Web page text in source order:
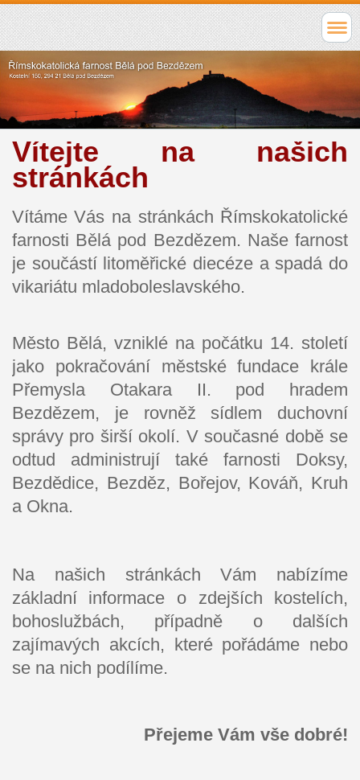
Vítejte na našich
stránkách
Vítáme Vás na stránkách Římskokatolické
farnosti Bělá pod Bezdězem. Naše farnost
je součástí litoměřické diecéze a spadá do
vikariátu mladoboleslavského.
Město Bělá, vzniklé na počátku 14. století
jako pokračování městské fundace krále
Přemysla Otakara II. pod hradem
Bezdězem, je rovněž sídlem duchovní
správy pro širší okolí. V současné době se
odtud administrují také farnosti Doksy,
Bezdědice, Bezděz, Bořejov, Kováň, Kruh
a Okna.
Na našich stránkách Vám nabízíme
základní informace o zdejších kostelích,
bohoslužbách, případně o dalších
zajímavých akcích, které pořádáme nebo
se na nich podílíme.
Přejeme Vám vše dobré!